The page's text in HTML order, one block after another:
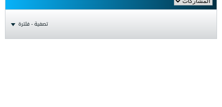
تصفية - فلترة